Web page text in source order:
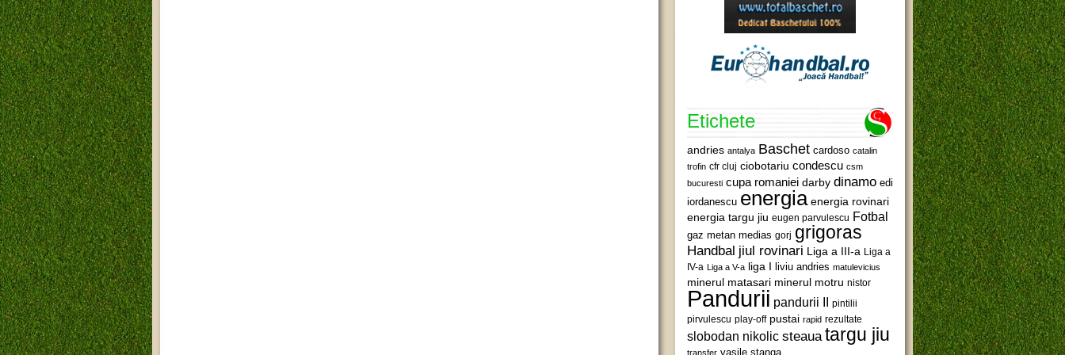
Etichete
andries antalya Baschet cardoso catalin
trofin cfr cluj ciobotariu condescu csm
bucuresti cupa romaniei darby dinamo edi
iordanescu energia energia rovinari
energia targu jiu eugen parvulescu Fotbal
gaz metan medias gorj grigoras
Handbal jiul rovinari Liga a III-a Liga a
IV-a Liga a V-a liga I liviu andries matulevicius
minerul matasari minerul motru nistor
Pandurii pandurii II pintilii
pirvulescu play-off pustai rapid rezultate
slobodan nikolic steaua targu jiu
transfer vasile stanga